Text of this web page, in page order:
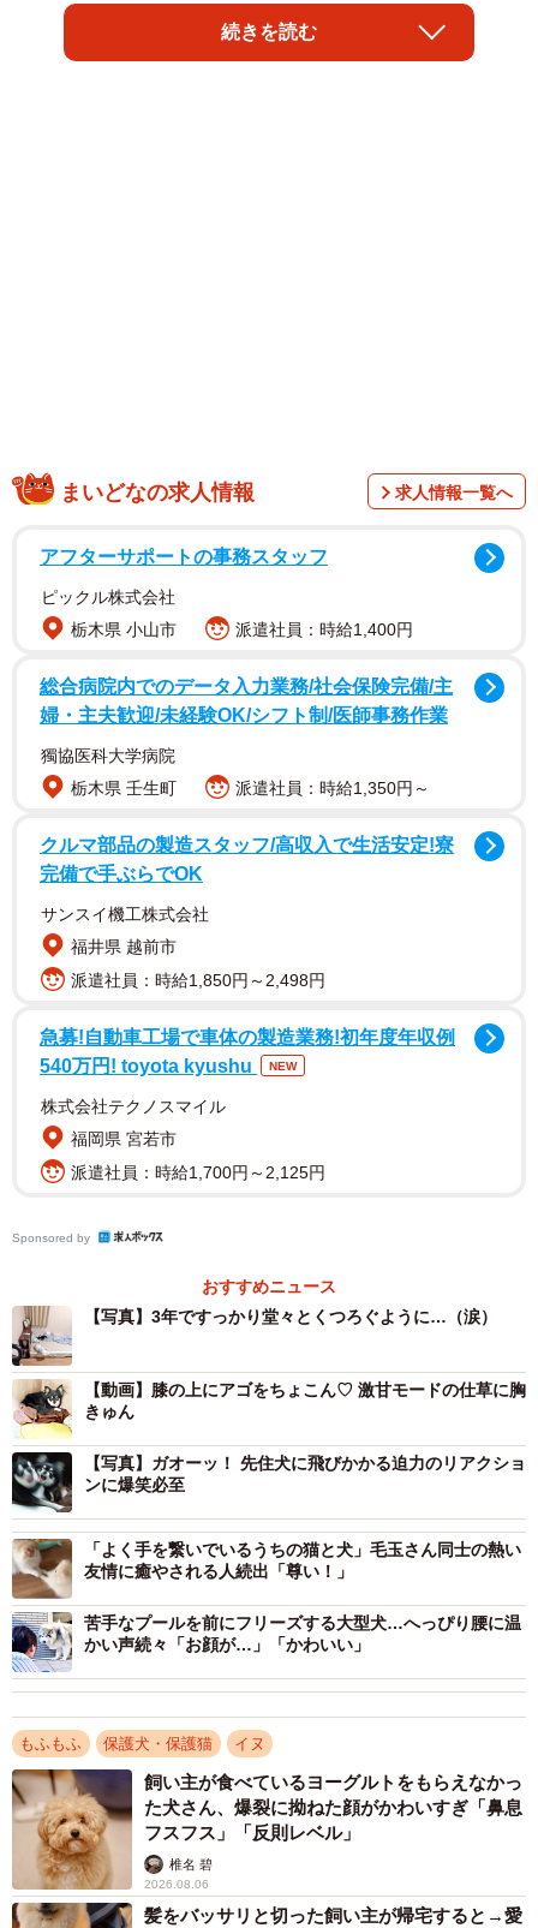
いるのは、元保護犬の女の子「みつ子」ちゃん。譲渡会か
ら迎えた当初は、不安でいっぱいの様子を見せていまし
「1枚目の写真は、お迎えした翌日の2022年10月10日に撮
影しました。みつ子に新しいベッドを購入し、自宅のケー
ジ内で初めて使わせてみたんです。まだ来たばかりで不安
や恐怖心でいっぱいだったと思います。部屋やケージの端
っこでずっと固まっていて、もしかしたらベッドも使って
もらえないのかなと感じましたね」（投稿主）
ぶんたとみつ子さん）
怯えた表情を見せていたみつ子ちゃんですが、3年の月日を
経てすっかり家の暮らしに馴染みました。
「2枚目の写真は、2025年10月1日に撮影したものです。
夜、先住犬のぶんたとみつ子、そして私で一緒に寝ている
ベッドを覗いたら、みつ子が先に優雅に眠っていました。
『もう寝てるの（笑）』と声をかけて電気をつけてもまっ
たく起きる気配はなく、『ここは私の場所よ！』と言わん
ばかりの態度に思わず笑ってしまいました」（同）
ケージの隅で小さく固まっていた姿から、ベッドを独占す
るほどくつろぐまでに成長したみつ子ちゃん。そのビフォ
ーアフター写真には、少しずつ信頼関係を積み重ねてきた
家族の時間が映し出されています。投稿主で飼い主のXユー
ザー・今日のぶんたとみつ子さん（@bunbunbubunta）に
お話を伺いました。
繁殖犬として行動を制限されていたみつ子ちゃん
続きを読む
まいどなの求人情報 求人情報一覧へ
アフターサポートの事務スタッフ
ピックル株式会社
栃木県 小山市
派遣社員：時給1,400円
総合病院内でのデータ入力業務/社会保険完備/主
婦・主夫歓迎/未経験OK/シフト制/医師事務作業
獨協医科大学病院
栃木県 壬生町
派遣社員：時給1,350円～
クルマ部品の製造スタッフ/高収入で生活安定!寮
完備で手ぶらでOK
サンスイ機工株式会社
福井県 越前市
派遣社員：時給1,850円～2,498円
急募!自動車工場で車体の製造業務!初年度年収例
540万円! toyota kyushu
NEW
株式会社テクノスマイル
福岡県 宮若市
派遣社員：時給1,700円～2,125円
Sponsored by
おすすめニュース
【写真】3年ですっかり堂々とくつろぐように…（涙）
【動画】膝の上にアゴをちょこん♡ 激甘モードの仕草に胸
きゅん
【写真】ガオーッ！ 先住犬に飛びかかる迫力のリアクショ
ンに爆笑必至
「よく手を繋いでいるうちの猫と犬」毛玉さん同士の熱い
友情に癒やされる人続出「尊い！」
苦手なプールを前にフリーズする大型犬…へっぴり腰に温
かい声続々「お顔が…」「かわいい」
もふもふ 保護犬・保護猫 イヌ
飼い主が食べているヨーグルトをもらえなかっ
た犬さん、爆裂に拗ねた顔がかわいすぎ「鼻息
フスフス」「反則レベル」
椎名 碧
2026.08.06
髪をバッサリと切った飼い主が帰宅すると→愛